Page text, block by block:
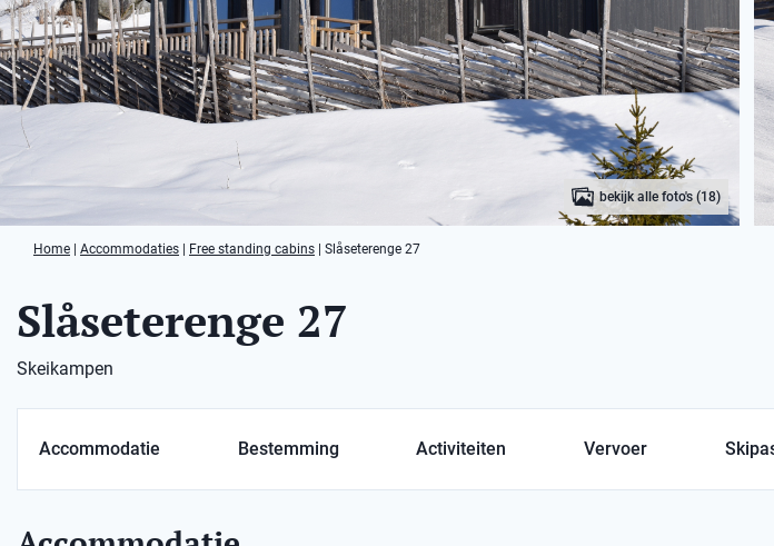
bekijk alle foto's (18)
Home Accommodaties Free standing cabins Slåseterenge 27
Slåseterenge 27
Skeikampen
Accommodatie Bestemming Activiteiten Vervoer